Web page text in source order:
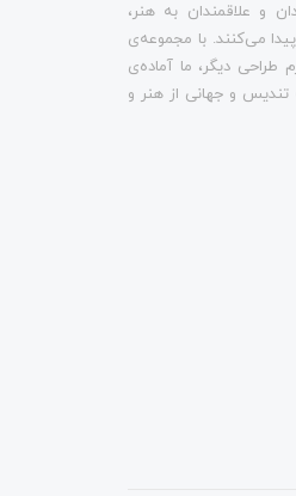
و علاقمندان به هنر،
پیدا می‌کنند. با مجموعه‌ی
طراحی دیگر، ما آماده‌ی
و جهانی از هنر و